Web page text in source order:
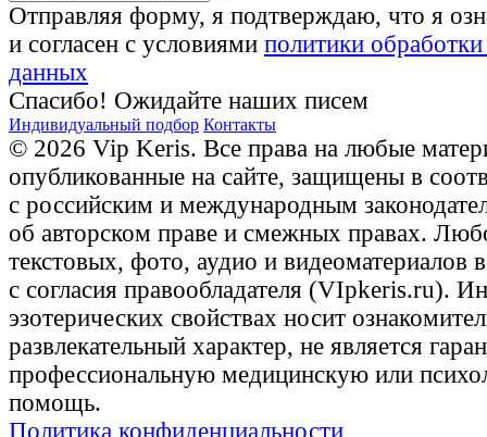
Отправляя форму, я подтверждаю, что я
и согласен с условиями политики
данных
Спасибо! Ожидайте наших писем
Индивидуальный подбор Контакты
© 2026 Vip Keris. Все права на любые
опубликованные на сайте, защищены в
с российским и международным
об авторском праве и смежных правах.
текстовых, фото, аудио и видеоматериалов
с согласия правообладателя (VIpkeris.ru).
эзотерических свойствах носит
развлекательный характер, не является
профессиональную медицинскую или
помощь.
Политика конфиденциальности